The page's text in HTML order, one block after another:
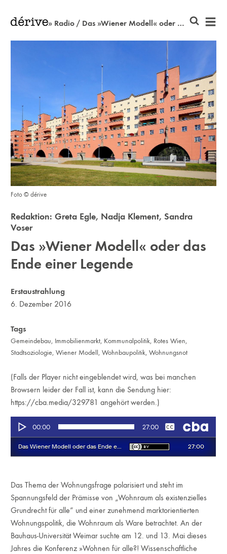
» Radio / Das »Wiener Modell« oder das Ende einer Legende
Foto © dérive
Redaktion:Greta Egle, Nadja Klement, Sandra
Voser
Das »Wiener Modell« oder das
Ende einer Legende
Erstaustrahlung
6. Dezember 2016
Tags
Gemeindebau, Immobilienmarkt, Kommunalpolitik, Rotes Wien,
Stadtsoziologie,Wiener Modell,Wohnbaupolitik,Wohnungsnot
(Falls der Player nicht eingeblendet wird, was bei manchen
Browsern leider der Fall ist, kann die Sendung hier:
https://cba.media/329781 angehört werden.)
Das Thema der Wohnungsfrage polarisiert und steht im
Spannungsfeld der Prämisse von „Wohnraum als existenzielles
Grundrecht für alle“ und einer zunehmend marktorientierten
Wohnungspolitik, die Wohnraum als Ware betrachtet. An der
Bauhaus-Universität Weimar suchte am 12. und 13. Mai dieses
Jahres die Konferenz »Wohnen für alle?! Wissenschaftliche